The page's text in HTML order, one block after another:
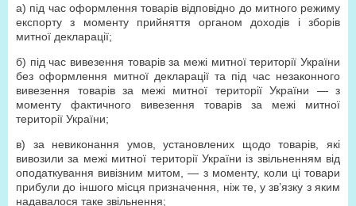
а) під час оформлення товарів відповідно до митного режиму
експорту з моменту прийняття органом доходів і зборів
митної декларації;
б) під час вивезення товарів за межі митної території України
без оформлення митної декларації та під час незаконного
вивезення товарів за межі митної території України — з
моменту фактичного вивезення товарів за межі митної
території України;
в) за невиконання умов, установлених щодо товарів, які
вивозили за межі митної території України із звільненням від
оподаткування вивізним митом, — з моменту, коли ці товари
прибули до іншого місця призначення, ніж те, у зв’язку з яким
надавалося таке звільнення;